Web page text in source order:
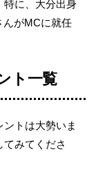
特に、大分出身
んがMCに就任
ト一覧
トは大勢いま
みてくださ